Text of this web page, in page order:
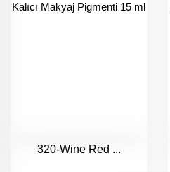
320-Wine Red ...